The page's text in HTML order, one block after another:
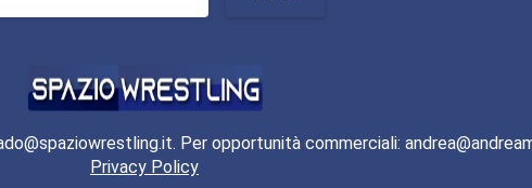
Per opportunità commerciali:
Privacy Policy